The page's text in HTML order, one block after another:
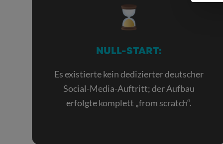
NULL-START:
Es existierte kein dedizierter deutscher
Social-Media-Auftritt; der Aufbau
erfolgte komplett „from scratch“.